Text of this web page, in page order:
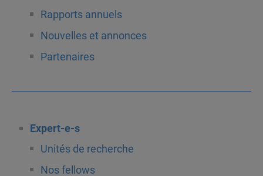
Rapports annuels
Nouvelles et annonces
Partenaires
Expert-e-s
Unités de recherche
Nos fellows